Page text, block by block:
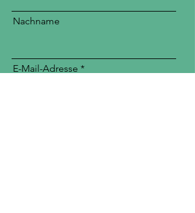
Nachname
E-Mail-Adresse